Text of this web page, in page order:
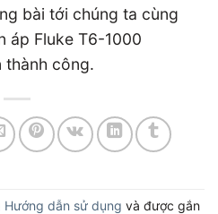
bài tới chúng ta cùng
áp Fluke T6-1000
thành công.
Hướng dẫn sử dụng và được gắn